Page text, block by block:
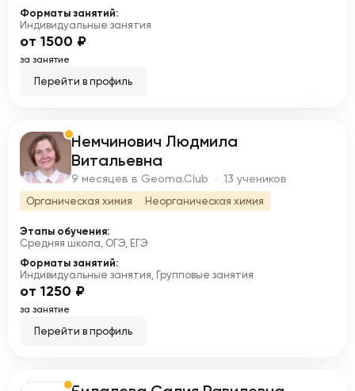
Форматы занятий:
Индивидуальные занятия
от 1500 ₽
за занятие
Перейти в профиль
Н
Немчинович Людмила
Витальевна
9 месяцев в Geoma.Club · 13 учеников
Органическая химия Неорганическая химия
Этапы обучения:
Средняя школа, ОГЭ, ЕГЭ
Форматы занятий:
Индивидуальные занятия, Групповые занятия
от 1250 ₽
за занятие
Перейти в профиль